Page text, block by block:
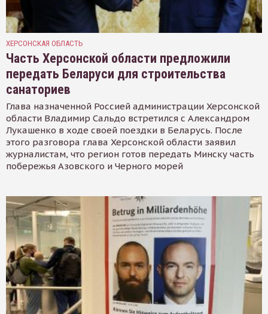
ХЕРСОНСКАЯ ОБЛАСТЬ
Часть Херсонской области предложили
передать Беларуси для строительства
санаториев
Глава назначенной Россией администрации Херсонской
области Владимир Сальдо встретился с Александром
Лукашенко в ходе своей поездки в Беларусь. После
этого разговора глава Херсонской области заявил
журналистам, что регион готов передать Минску часть
побережья Азовского и Черного морей